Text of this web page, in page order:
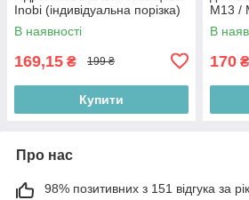
Inobi (індивідуальна порізка)
В наявності
169,15 ₴ 199 ₴
Купити
M13 /
В
170 ₴
Про нас
98% позитивних з 151 відгука за рік